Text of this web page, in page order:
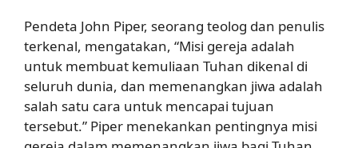
Pendeta John Piper, seorang teolog dan penulis
terkenal, mengatakan, “Misi gereja adalah
untuk membuat kemuliaan Tuhan dikenal di
seluruh dunia, dan memenangkan jiwa adalah
salah satu cara untuk mencapai tujuan
tersebut.” Piper menekankan pentingnya misi